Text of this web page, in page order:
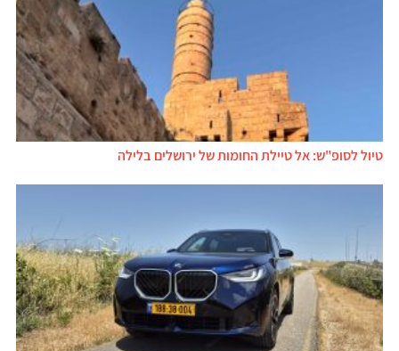
טיול לסופ"ש: אל טיילת החומות של ירושלים בלילה